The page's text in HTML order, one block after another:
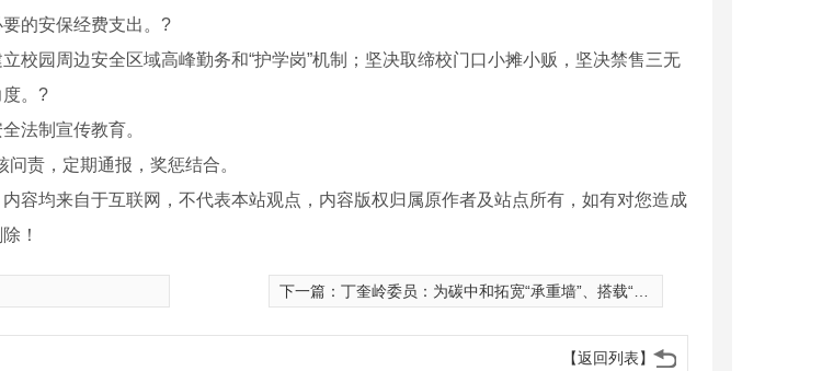
要的安保经费支出。?
校园周边安全区域高峰勤务和“护学岗”机制；坚决取缔校门口小摊小贩，坚决禁售三无
理力度。?
全法制宣传教育。
责，定期通报，奖惩结合。
容均来自于互联网，不代表本站观点，内容版权归属原作者及站点所有，如有对您造成
！
下一篇： 丁奎岭委员：为碳中和拓宽“承重墙”、搭载“助推器”、添加“催化剂”
【返回列表】